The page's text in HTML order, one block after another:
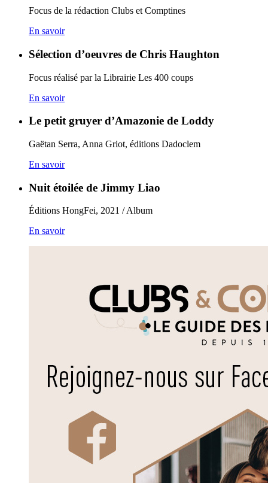
Focus de la rédaction Clubs et Comptines
En savoir
Sélection d’oeuvres de Chris Haughton
Focus réalisé par la Librairie Les 400 coups
En savoir
Le petit gruyer d’Amazonie de Loddy
Gaëtan Serra, Anna Griot, éditions Dadoclem
En savoir
Nuit étoilée de Jimmy Liao
Éditions HongFei, 2021 / Album
En savoir